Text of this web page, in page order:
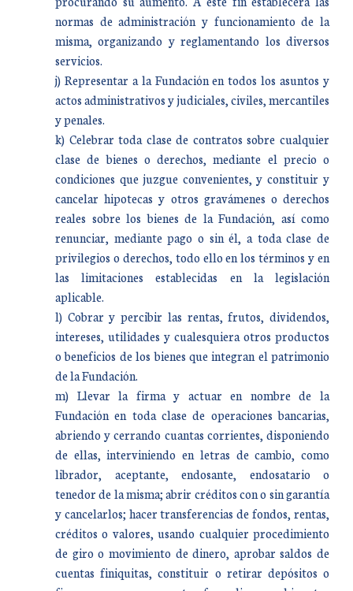
normas de administración y funcionamiento de la
misma, organizando y reglamentando los diversos
servicios.
j) Representar a la Fundación en todos los asuntos y
actos administrativos y judiciales, civiles, mercantiles
y penales.
k) Celebrar toda clase de contratos sobre cualquier
clase de bienes o derechos, mediante el precio o
condiciones que juzgue convenientes, y constituir y
cancelar hipotecas y otros gravámenes o derechos
reales sobre los bienes de la Fundación, así como
renunciar, mediante pago o sin él, a toda clase de
privilegios o derechos, todo ello en los términos y en
las limitaciones establecidas en la legislación
aplicable.
l) Cobrar y percibir las rentas, frutos, dividendos,
intereses, utilidades y cualesquiera otros productos
o beneficios de los bienes que integran el patrimonio
de la Fundación.
m) Llevar la firma y actuar en nombre de la
Fundación en toda clase de operaciones bancarias,
abriendo y cerrando cuantas corrientes, disponiendo
de ellas, interviniendo en letras de cambio, como
librador, aceptante, endosante, endosatario o
tenedor de la misma; abrir créditos con o sin garantía
y cancelarlos; hacer transferencias de fondos, rentas,
créditos o valores, usando cualquier procedimiento
de giro o movimiento de dinero, aprobar saldos de
cuentas finiquitas, constituir o retirar depósitos o